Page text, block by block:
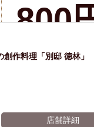
イタリアン
古島駅周辺
炉端焼き
ふぐ料理
メニュー
おでん
辺
造形集団
800
で飲
み
作料理「別邸 徳林」
店舗詳細